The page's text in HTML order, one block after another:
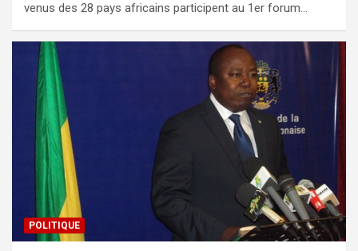
venus des 28 pays africains participent au 1er forum…
POLITIQUE